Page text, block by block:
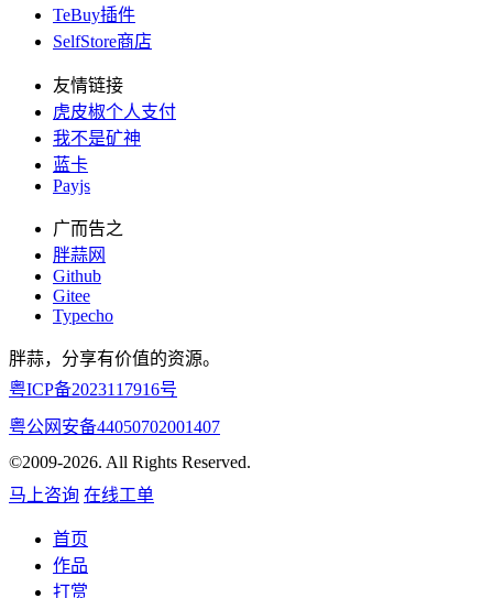
TeBuy插件
SelfStore商店
友情链接
虎皮椒个人支付
我不是矿神
蓝卡
Payjs
广而告之
胖蒜网
Github
Gitee
Typecho
胖蒜，分享有价值的资源。
粤ICP备2023117916号
粤公网安备44050702001407
©2009-2026. All Rights Reserved.
马上咨询 在线工单
首页
作品
打赏